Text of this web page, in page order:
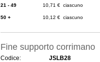
21 - 49 10,71 € ciascuno
50 + 10,12 € ciascuno
Fine supporto corrimano
Codice:
JSLB28